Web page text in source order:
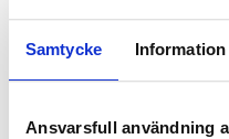
Samtycke Information
Ansvarsfull användning
tömma sig
Men en klassiker är att